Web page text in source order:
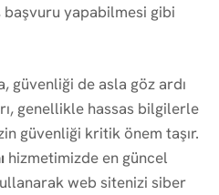
yapabilmesi gibi
güvenliği de asla göz ardı
genellikle hassas bilgilerle
güvenliği kritik önem taşır.
hizmetimizde en güncel
web sitenizi siber